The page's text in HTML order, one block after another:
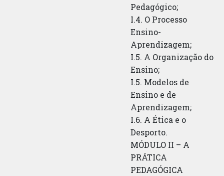
Pedagógico;
I.4. O Processo
Ensino-
Aprendizagem;
I.5. A Organização do
Ensino;
I.5. Modelos de
Ensino e de
Aprendizagem;
I.6. A Ética e o
Desporto.
MÓDULO II – A
PRÁTICA
PEDAGÓGICA